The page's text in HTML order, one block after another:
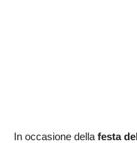
In occasione della festa